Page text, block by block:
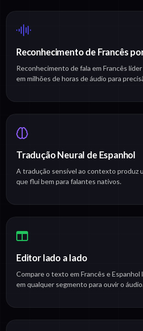
Reconhecimento de Francês
Reconhecimento de fala em Francês
em milhões de horas de áudio para
Tradução Neural de Espanhol
A tradução sensível ao contexto produz
que flui bem para falantes nativos.
Editor lado a lado
Compare o texto em Francês e Espanhol
em qualquer segmento para ouvir o